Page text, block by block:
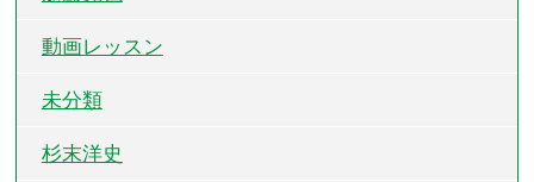
動画レッスン
未分類
杉末洋史